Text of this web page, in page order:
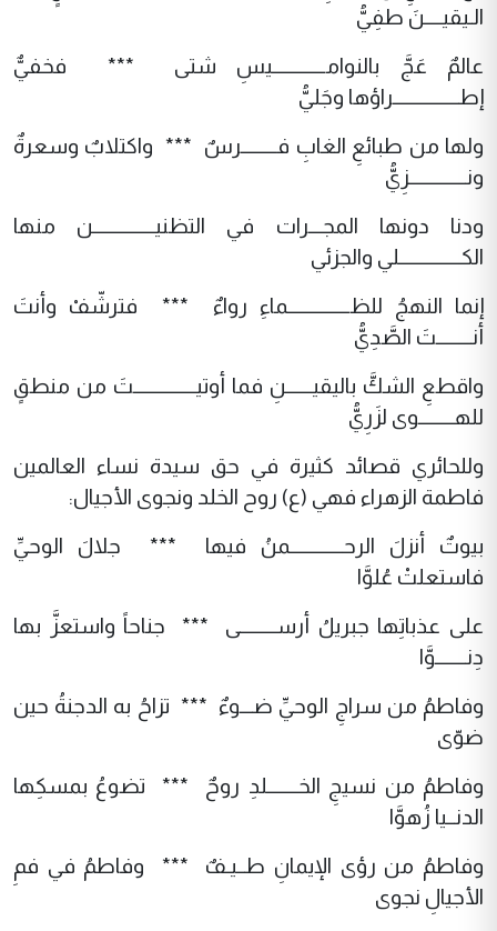
الـيقيــــنَ طفِيُّ
عالمٌ عَجَّ بالنوامــــــــــــيسِ شتى *** فخفيٌّ
إطـــــــــــــــراؤها وجَليُّ
ولها من طبائعِ الغابِ فــــــــرسٌ *** واكتلابٌ وسعرةٌ
ونـــــــــــــزِيُّ
ودنا دونها المجـــرات في التظنيــــــــــــــن منها
الكــــــــــــــلي والجزئي
إنما النهجُ للظــــــــــــــماءِ رواءٌ *** فترشّفْ وأنتَ
أنــــــــتَ الصَّدِيُّ
واقطعِ الشكَّ باليقيــــــنِ فما أوتيــــــــــــــتَ من منطقٍ
للهــــــــوى لزَرِيُّ
وللحائري قصائد كثيرة في حق سيدة نساء العالمين
فاطمة الزهراء فهي (ع) روح الخلد ونجوى الأجيال:
بيوتٌ أنزلَ الرحــــــــــــمنُ فيها *** جلالَ الوحيِّ
فاستعلتْ عُلوَّا
على عذباتِها جبريلُ أرســــــــى *** جناحاً واستعزَّ بها
دِنـــــــوَّا
وفاطمُ من سراجِ الوحيِّ ضـــوءٌ *** تزاحُ به الدجنةُ حين
ضوّى
وفاطمُ من نسيجِ الخـــــــلدِ روحٌ *** تضوعُ بمسكِها
الدنــيا زُهوَّا
وفاطمُ من رؤى الإيمانِ طــيـفٌ *** وفاطمُ في فمِ
الأجيالِ نجوى